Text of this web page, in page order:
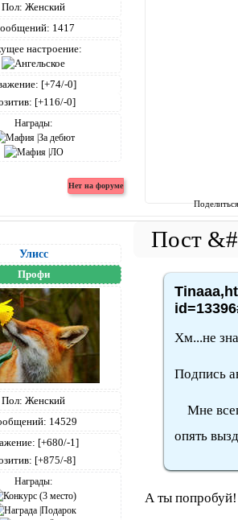
Пол: Женский
1417
настроение:
[+74/-0]
[+116/-0]
Награды:
Улисс
Профи
Пол: Женский
14529
[+680/-1]
[+875/-8]
Награды:
Хм...не
Подпись
Мне
опять
А ты попробуй!